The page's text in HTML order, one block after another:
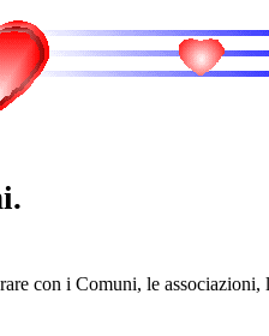
con i Comuni, le